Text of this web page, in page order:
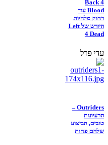
Back 4
Blood עוד
רחוק מלהיות
היורש של Left
4 Dead
עדי פרל
Outriders –
הרעיונות
טובים, הביצוע
שלהם פחות